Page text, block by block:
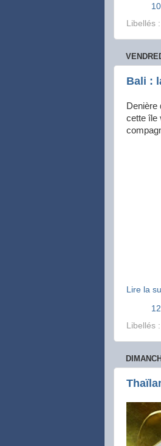
Libellés :
Bali :
Denière
cette île
Lire la
Libellés :